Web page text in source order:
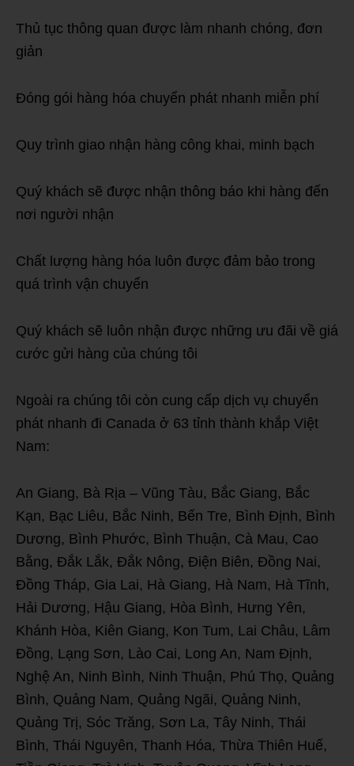
Thủ tục thông quan được làm nhanh chóng, đơn
giản
Đóng gói hàng hóa chuyển phát nhanh miễn phí
Quy trình giao nhận hàng công khai, minh bạch
Quý khách sẽ được nhận thông báo khi hàng đến
nơi người nhận
Chất lượng hàng hóa luôn được đảm bảo trong
quá trình vận chuyển
Quý khách sẽ luôn nhận được những ưu đãi về giá
cước gửi hàng của chúng tôi
Ngoài ra chúng tôi còn cung cấp dịch vụ chuyển
phát nhanh đi Canada ở 63 tỉnh thành khắp Việt
Nam:
An Giang, Bà Rịa – Vũng Tàu, Bắc Giang, Bắc
Kạn, Bạc Liêu, Bắc Ninh, Bến Tre, Bình Định, Bình
Dương, Bình Phước, Bình Thuận, Cà Mau, Cao
Bằng, Đắk Lắk, Đắk Nông, Điện Biên, Đồng Nai,
Đồng Tháp, Gia Lai, Hà Giang, Hà Nam, Hà Tĩnh,
Hải Dương, Hậu Giang, Hòa Bình, Hưng Yên,
Khánh Hòa, Kiên Giang, Kon Tum, Lai Châu, Lâm
Đồng, Lạng Sơn, Lào Cai, Long An, Nam Định,
Nghệ An, Ninh Bình, Ninh Thuận, Phú Thọ, Quảng
Bình, Quảng Nam, Quảng Ngãi, Quảng Ninh,
Quảng Trị, Sóc Trăng, Sơn La, Tây Ninh, Thái
Bình, Thái Nguyên, Thanh Hóa, Thừa Thiên Huế,